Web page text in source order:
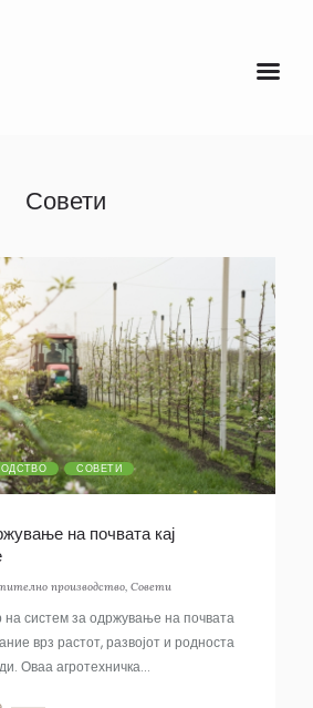
Совети
СОВЕТИ
на почвата кај
производство, Совети
систем за одржување на почвата
врз растот, развојот и родноста
Оваа агротехничка...